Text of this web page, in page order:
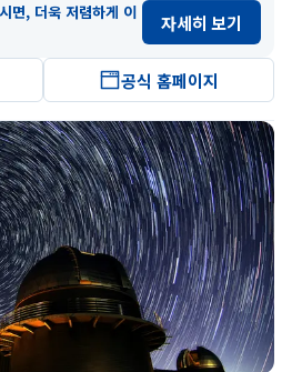
면, 더욱 저렴하게 이
자세히 보기
공식 홈페이지